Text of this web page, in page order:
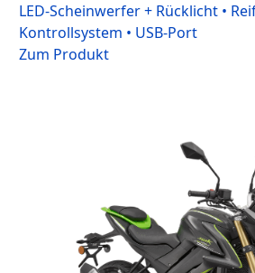
LED-Scheinwerfer + Rücklicht •
Kontrollsystem • USB-Port
Zum Produkt